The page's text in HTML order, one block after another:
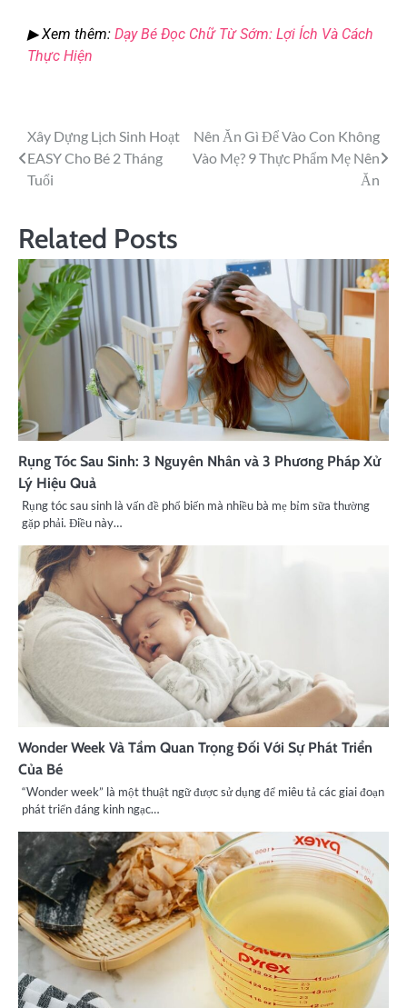
▶ Xem thêm: Dạy Bé Đọc Chữ Từ Sớm: Lợi Ích Và Cách
Thực Hiện
Xây Dựng Lịch Sinh Hoạt
EASY Cho Bé 2 Tháng
Tuổi
Nên Ăn Gì Để Vào Con Không
Vào Mẹ? 9 Thực Phẩm Mẹ Nên
Ăn
Related Posts
Rụng Tóc Sau Sinh: 3 Nguyên Nhân và 3 Phương Pháp Xử
Lý Hiệu Quả
Rụng tóc sau sinh là vấn đề phổ biến mà nhiều bà mẹ bỉm sữa thường
gặp phải. Điều này…
Wonder Week Và Tầm Quan Trọng Đối Với Sự Phát Triển
Của Bé
“Wonder week” là một thuật ngữ được sử dụng để miêu tả các giai đoạn
phát triển đáng kinh ngạc…